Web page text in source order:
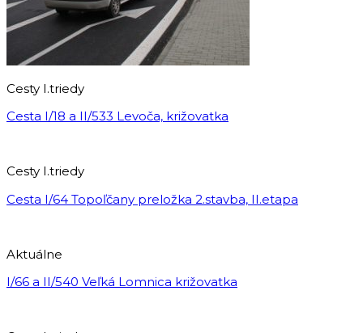
Cesty I.triedy
Cesta I/18 a II/533 Levoča, križovatka
Cesty I.triedy
Cesta I/64 Topoľčany preložka 2.stavba, II.etapa
Aktuálne
I/66 a II/540 Veľká Lomnica križovatka